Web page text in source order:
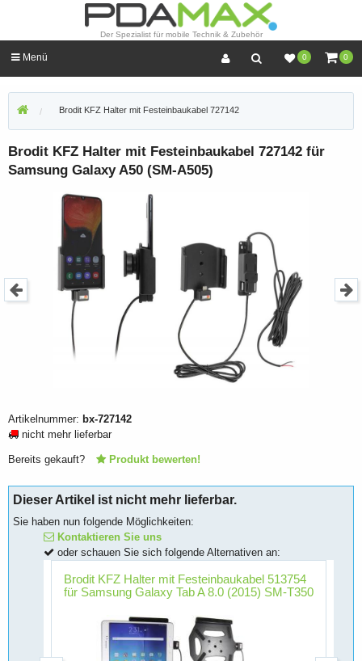
Der Spezialist für mobile Technik & Zubehör
0 0
Menü
Brodit KFZ Halter mit Festeinbaukabel 727142
Brodit KFZ Halter mit Festeinbaukabel 727142 für
Samsung Galaxy A50 (SM-A505)
Artikelnummer: bx-727142
nicht mehr lieferbar
Bereits gekauft? Produkt bewerten!
Dieser Artikel ist nicht mehr lieferbar.
Sie haben nun folgende Möglichkeiten:
Kontaktieren Sie uns
oder schauen Sie sich folgende Alternativen an:
Brodit KFZ Halter mit Festeinbaukabel 513754
für Samsung Galaxy Tab A 8.0 (2015) SM-T350